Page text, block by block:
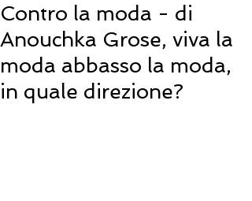
Contro la moda - di
Anouchka Grose, viva la
moda abbasso la moda,
in quale direzione?